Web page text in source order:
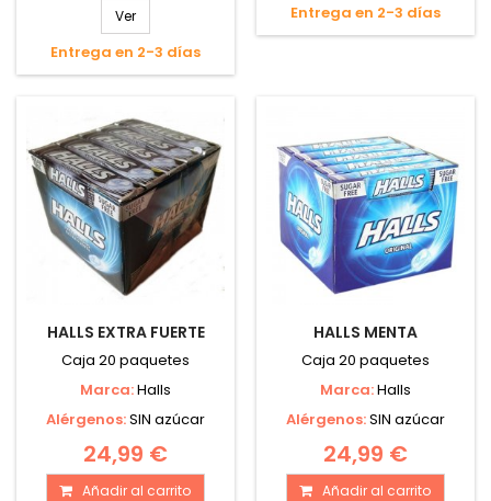
Ver
Entrega en 2-3 días
Entrega en 2-3 días
HALLS EXTRA FUERTE
Caja 20 paquetes
Marca:Halls
Alérgenos:SIN azúcar
24,99 €
Añadir al carrito
HALLS MENTA
Caja 20 paquetes
Marca:Halls
Alérgenos:SIN azúcar
24,99 €
Añadir al carrito